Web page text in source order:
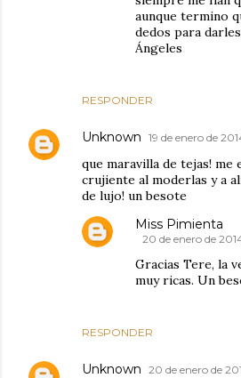
RESPONDER
aunque termino
dedos para
Ángeles
Unknown 19 de enero de
que maravilla de tejas! me
crujiente al moderlas y a
de lujo! un besote
RESPONDER
Miss Pimienta
20 de enero de
Gracias Tere, la
muy ricas. Un
Unknown 20 de enero de